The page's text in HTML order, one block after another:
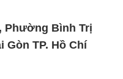
Phường Bình Trị
Gòn TP. Hồ Chí